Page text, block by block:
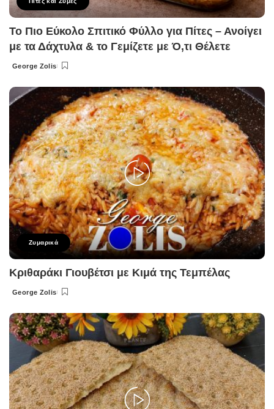
Το Πιο Εύκολο Σπιτικό Φύλλο για Πίτες – Ανοίγει
με τα Δάχτυλα & το Γεμίζετε με Ό,τι Θέλετε
Posted
George Zolis
Ζυμαρικά
Κριθαράκι Γιουβέτσι με Κιμά της Τεμπέλας
Posted
George Zolis